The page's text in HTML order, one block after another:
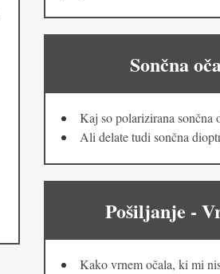
Sončna
Kaj so polarizirana sončna
Ali delate tudi sončna
Pošiljanje -
Kako vrnem očala, ki mi